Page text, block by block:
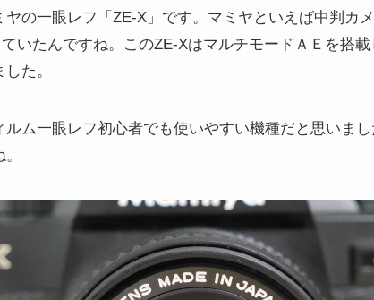
の一眼レフ「ZE-X」です。マミヤといえば中判カ
いたんですね。このZE-XはマルチモードＡＥを搭
た。
ルム一眼レフ初心者でも使いやすい機種だと思いま